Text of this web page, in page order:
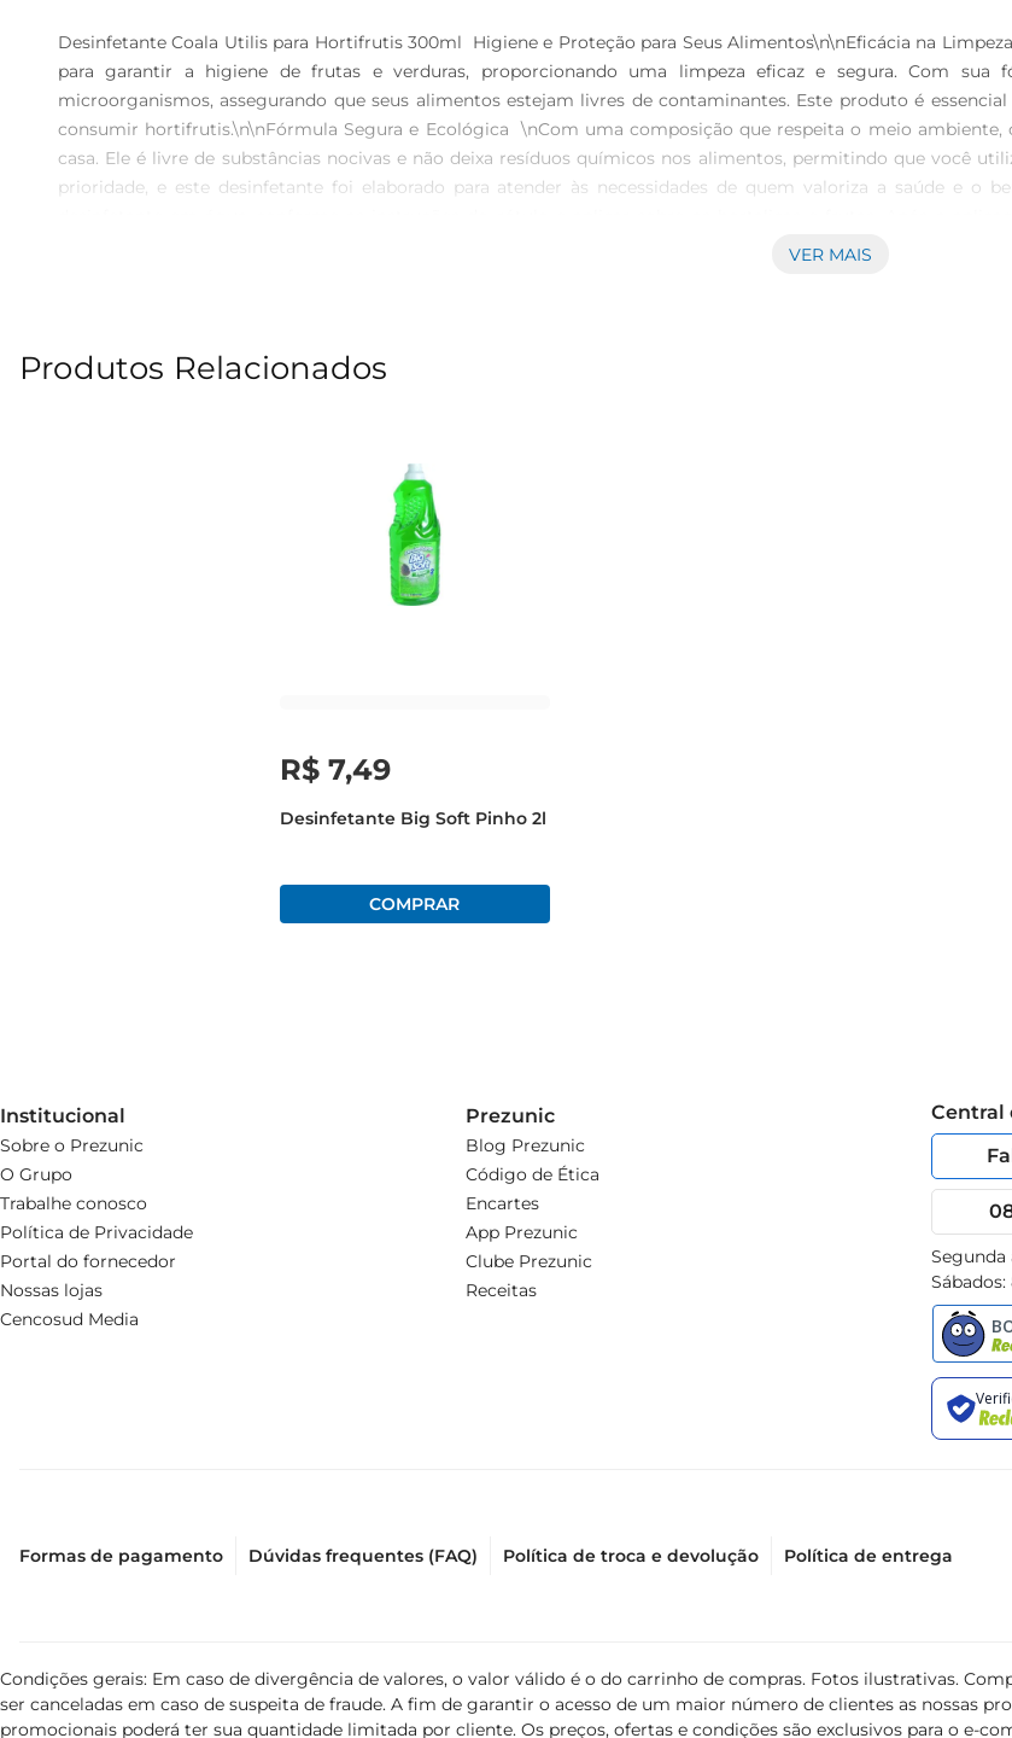
Desinfetante Coala Utilis para Hortifrutis 300ml  Higiene e Proteção para Seus Alimentos\n\nEficácia na
para garantir a higiene de frutas e verduras, proporcionando uma limpeza eficaz e segura. Com sua
microorganismos, assegurando que seus alimentos estejam livres de contaminantes. Este produto é
consumir hortifrutis.\n\nFórmula Segura e Ecológica  \nCom uma composição que respeita o meio ambiente,
casa. Ele é livre de substâncias nocivas e não deixa resíduos químicos nos alimentos, permitindo que você
prioridade, e este desinfetante foi elaborado para atender às necessidades de quem valoriza a saúde e o
processo de limpeza simples e rápido, ideal para o dia a dia corrido. Com o Desinfetante Coala Utilis,
VER MAIS
Produtos Relacionados
R$ 7,49
Desinfetante Big Soft Pinho 2l
Institucional
Sobre o Prezunic
O Grupo
Trabalhe conosco
Política de Privacidade
Portal do fornecedor
Nossas lojas
Cencosud Media
Prezunic
Blog Prezunic
Código de Ética
Encartes
App Prezunic
Clube Prezunic
Receitas
Central
Segunda
Sábados:
Formas de pagamento Dúvidas frequentes (FAQ) Política de troca e devolução Política de entrega
Condições gerais: Em caso de divergência de valores, o valor válido é o do carrinho de compras. Fotos ilustrativas.
ser canceladas em caso de suspeita de fraude. A fim de garantir o acesso de um maior número de clientes as nossas
promocionais poderá ter sua quantidade limitada por cliente. Os preços, ofertas e condições são exclusivos para o e-